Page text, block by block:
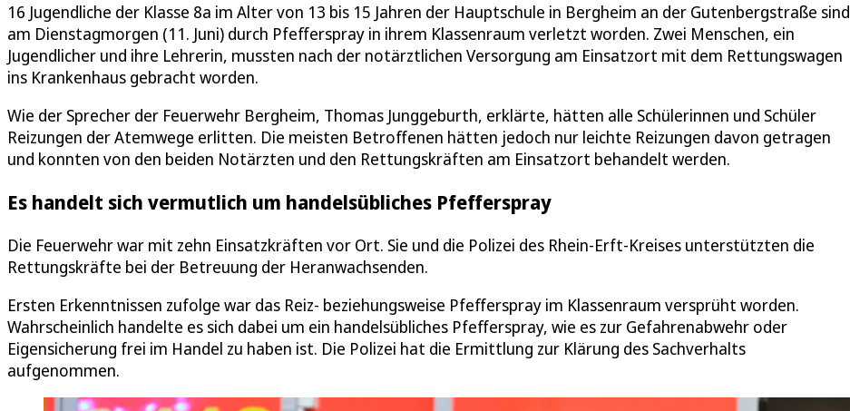
16 Jugendliche der Klasse 8a im Alter von 13 bis 15 Jahren der Hauptschule in Bergheim an der Gutenbergstraße sind
am Dienstagmorgen (11. Juni) durch Pfefferspray in ihrem Klassenraum verletzt worden. Zwei Menschen, ein
Jugendlicher und ihre Lehrerin, mussten nach der notärztlichen Versorgung am Einsatzort mit dem Rettungswagen
ins Krankenhaus gebracht worden.
Wie der Sprecher der Feuerwehr Bergheim, Thomas Junggeburth, erklärte, hätten alle Schülerinnen und Schüler
Reizungen der Atemwege erlitten. Die meisten Betroffenen hätten jedoch nur leichte Reizungen davon getragen
und konnten von den beiden Notärzten und den Rettungskräften am Einsatzort behandelt werden.
Es handelt sich vermutlich um handelsübliches Pfefferspray
Die Feuerwehr war mit zehn Einsatzkräften vor Ort. Sie und die Polizei des Rhein-Erft-Kreises unterstützten die
Rettungskräfte bei der Betreuung der Heranwachsenden.
Ersten Erkenntnissen zufolge war das Reiz- beziehungsweise Pfefferspray im Klassenraum versprüht worden.
Wahrscheinlich handelte es sich dabei um ein handelsübliches Pfefferspray, wie es zur Gefahrenabwehr oder
Eigensicherung frei im Handel zu haben ist. Die Polizei hat die Ermittlung zur Klärung des Sachverhalts
aufgenommen.